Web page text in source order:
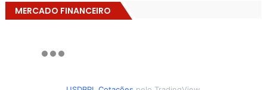
MERCADO FINANCEIRO